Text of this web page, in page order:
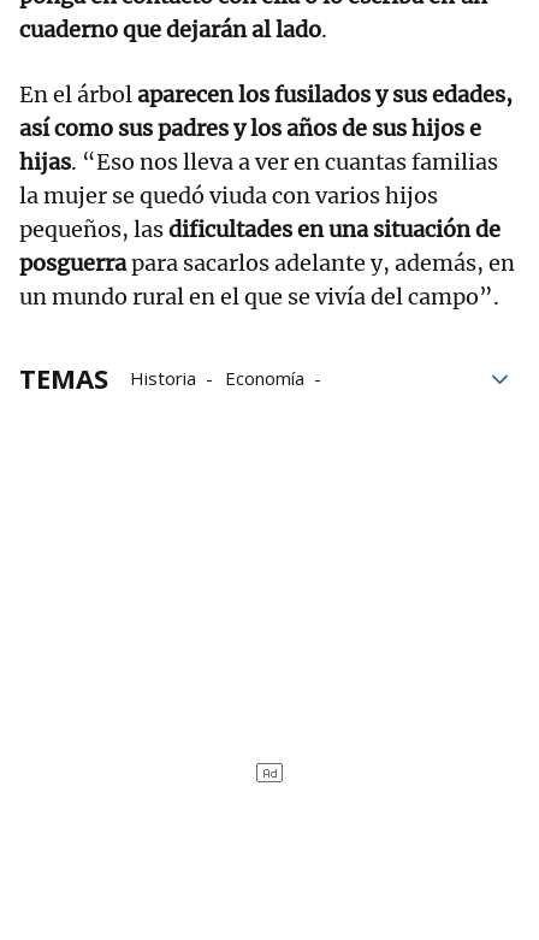
cuaderno que dejarán al lado.
En el árbol aparecen los fusilados y sus edades,
así como sus padres y los años de sus hijos e
hijas. “Eso nos lleva a ver en cuantas familias
la mujer se quedó viuda con varios hijos
pequeños, lasdificultades en una situación de
posguerrapara sacarlos adelante y, además, en
un mundo rural en el que se vivía del campo”.
TEMAS Historia
Economía